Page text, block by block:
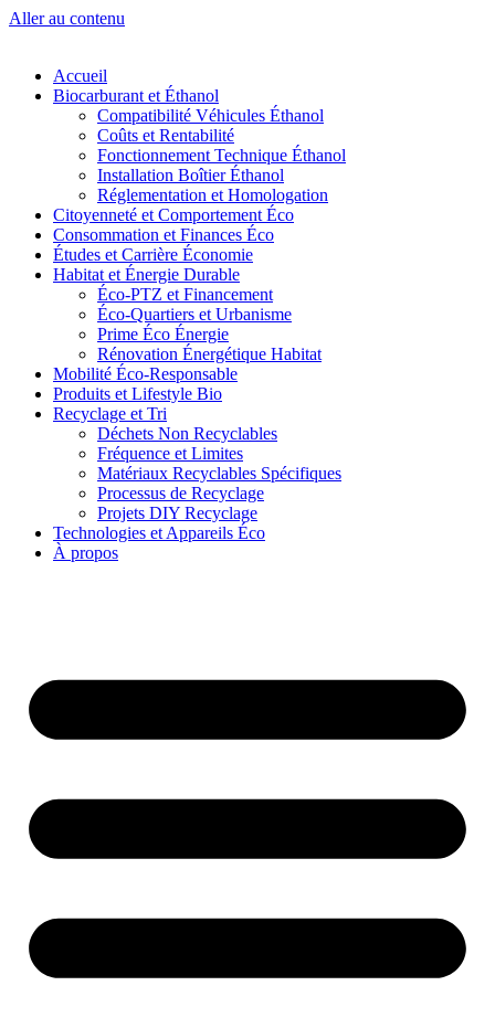
Aller au contenu
Accueil
Biocarburant et Éthanol
Compatibilité Véhicules Éthanol
Coûts et Rentabilité
Fonctionnement Technique Éthanol
Installation Boîtier Éthanol
Réglementation et Homologation
Citoyenneté et Comportement Éco
Consommation et Finances Éco
Études et Carrière Économie
Habitat et Énergie Durable
Éco-PTZ et Financement
Éco-Quartiers et Urbanisme
Prime Éco Énergie
Rénovation Énergétique Habitat
Mobilité Éco-Responsable
Produits et Lifestyle Bio
Recyclage et Tri
Déchets Non Recyclables
Fréquence et Limites
Matériaux Recyclables Spécifiques
Processus de Recyclage
Projets DIY Recyclage
Technologies et Appareils Éco
À propos